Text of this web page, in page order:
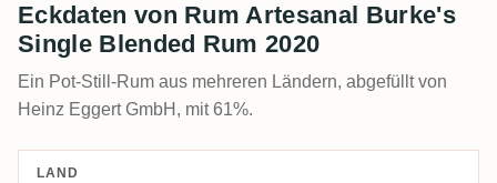
Eckdaten von Rum Artesanal Burke's
Single Blended Rum 2020
Ein Pot-Still-Rum aus mehreren Ländern, abgefüllt von
Heinz Eggert GmbH, mit 61%.
LAND